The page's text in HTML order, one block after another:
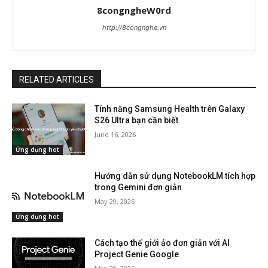
8congngheW0rd
http://8congnghe.vn
RELATED ARTICLES
Ứng dụng hot
Tính năng Samsung Health trên Galaxy
S26 Ultra bạn cần biết
June 16, 2026
Ứng dụng hot
Hướng dẫn sử dụng NotebookLM tích hợp
trong Gemini đơn giản
May 29, 2026
Cách tạo thế giới ảo đơn giản với AI
Project Genie Google